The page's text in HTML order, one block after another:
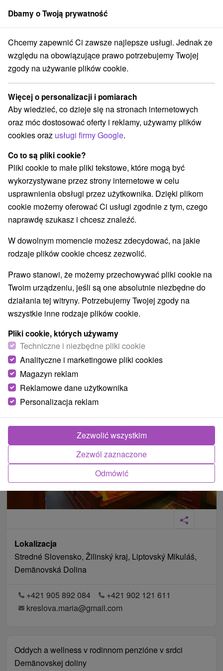
członek grupySorger
kraj Demänovská Dolina Penzión Veronika Demänovská Dolina
Penzión Veronika Demänovská
Dolina
Demänovská Dolina
Zarezerwuj przez booking
REZERWACJA I WYBÓR OFERTY
Skontaktuj się bezpośrednio z właścicielem.
Przejdź do lokalizacji
O URZĄDZENIA SPRZĘT
Lokalizacja
Stredné Slovensko, Žilinský kraj, Liptovský Mikuláš,
Demänovská Dolina
+421 905 892 084
+421 902 121 611
kreslova.maria@gmail.com
Oddych a wellness v rodinnom penzióne v srdci
Demänovskej doliny
Dbamy o Twoją prywatność
Chcemy zapewnić Ci zawsze najlepsze usługi. Jednak ze
względu na obowiązujące prawo potrzebujemy Twojej
zgody na używanie plików cookie.
Więcej o personalizacji i pomiarach
Aby wiedzieć, co dzieje się na stronach internetowych
oraz móc dostosować oferty i reklamy, używamy plików
cookies oraz usługi firmy Google.
Co to są pliki cookie?
Pliki cookie to małe pliki tekstowe, które mogą być
wykorzystywane przez strony internetowe w celu
usprawnienia obsługi przez użytkownika. Dzięki plikom
cookie możemy oferować Ci usługi zgodnie z tym, czego
naprawdę szukasz i chcesz znaleźć.
W dowolnym momencie możesz zdecydować, na jakie
rodzaje plików cookie chcesz zezwolić.
Prawo stanowi, że możemy przechowywać pliki cookie na
Twoim urządzeniu, jeśli są one absolutnie niezbędne do
działania tej witryny. Potrzebujemy Twojej zgody na
wszystkie inne rodzaje plików cookie.
Pliki cookie, których używamy
Techniczne i niezbędne pliki cookie
Analityczne i marketingowe pliki cookies
Magazyn reklam
Reklamowe dane użytkownika
Personalizacja reklam
Odmówić
Zezwól zaznaczone
Zezwolić wszystkim